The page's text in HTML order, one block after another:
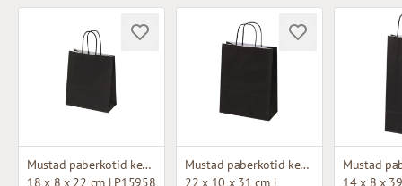
Mustad paberkotid keeratud käepidemetega
18 x 8 x 22 cm | P15958
Mustad paberkotid keeratud käepidemetega
22 x 10 x 31 cm |
14 x 8 x